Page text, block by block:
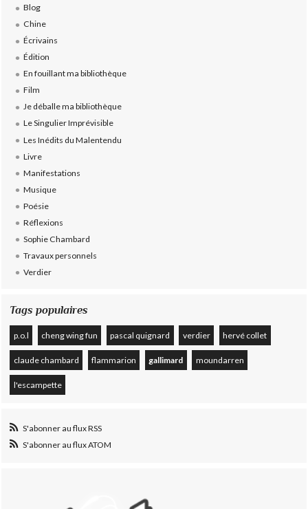
Blog
Chine
Écrivains
Édition
En fouillant ma bibliothèque
Film
Je déballe ma bibliothèque
Le Singulier Imprévisible
Les Inédits du Malentendu
Livre
Manifestations
Musique
Poésie
Réflexions
Sophie Chambard
Travaux personnels
Verdier
Tags populaires
p.o.l cheng wing fun pascal quignard verdier hervé collet
claude chambard flammarion gallimard moundarren
l'escampette
S'abonner au flux RSS
S'abonner au flux ATOM